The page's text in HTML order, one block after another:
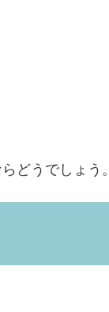
どうでしょう。